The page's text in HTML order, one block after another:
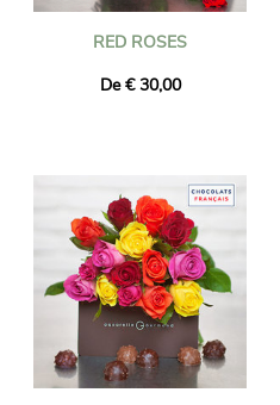
RED ROSES
De € 30,00